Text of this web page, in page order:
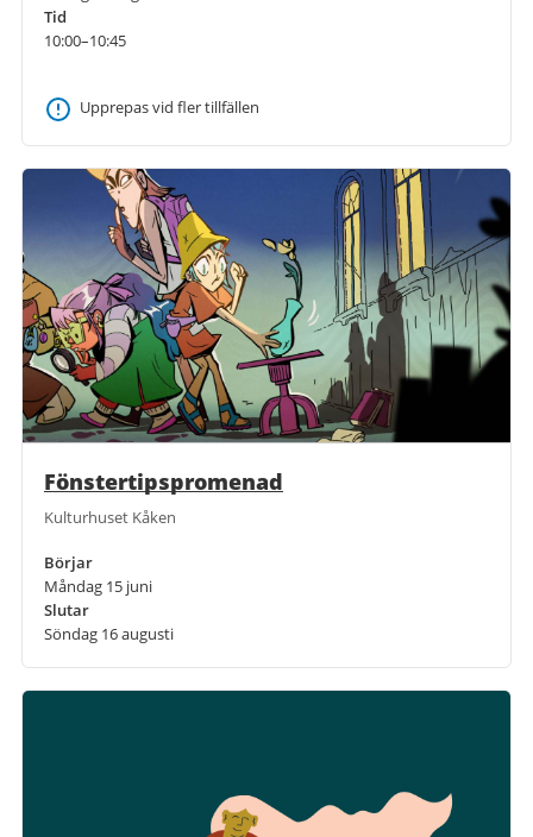
Tid
10:00–10:45
Upprepas vid fler tillfällen
Fönstertipspromenad
Kulturhuset Kåken
Börjar
Måndag 15 juni
Slutar
Söndag 16 augusti